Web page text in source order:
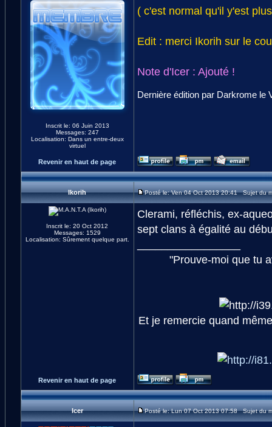
Inscrit le: 06 Juin 2013
Messages: 247
Localisation: Dans un entre-deux
virtuel
( c'est normal qu'il y'est
Edit : merci Ikorih sur le
Note d'Icer : Ajouté !
Dernière édition par Darkrome le
Revenir en haut de page
Ikorih Posté le: Ven 04 Oct 2013 20:41 Sujet du
Inscrit le: 20 Oct 2012
Messages: 1529
Localisation: Sûrement quelque part.
Clerami, réfléchis, ex-
sept clans à égalité au
"Prouve-moi que tu
Et je remercie quand
Revenir en haut de page
Icer Posté le: Lun 07 Oct 2013 07:58 Sujet du